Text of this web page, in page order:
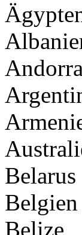
Andorra
Belarus
Belgien
Belize